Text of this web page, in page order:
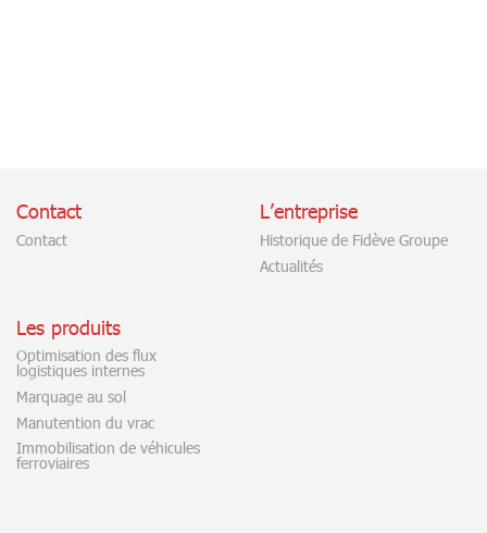
Contact
Contact
L’entreprise
Historique de Fidève Groupe
Actualités
Les produits
Optimisation des flux
logistiques internes
Marquage au sol
Manutention du vrac
Immobilisation de véhicules
ferroviaires